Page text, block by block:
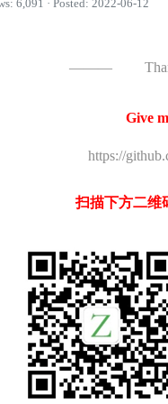
6,091 · Posted: 2022-06-12
———
Give
https://
扫描下方二维